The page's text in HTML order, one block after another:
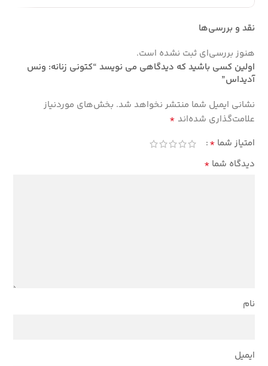
نقد و بررسی‌ها
هنوز بررسی‌ای ثبت نشده است.
اولین کسی باشید که دیدگاهی می نویسد “کتونی زنانه: ونس
آدیداس”
نشانی ایمیل شما منتشر نخواهد شد. بخش‌های موردنیاز
علامت‌گذاری شده‌اند *
امتیاز شما *
دیدگاه شما *
نام
ایمیل